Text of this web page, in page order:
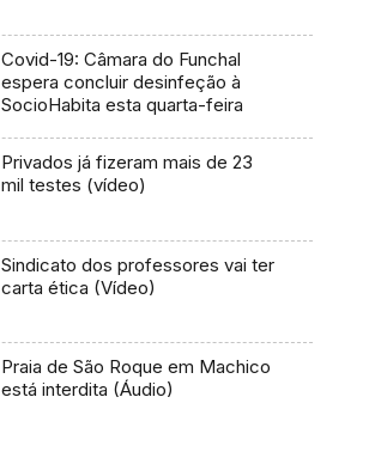
Covid-19: Câmara do Funchal
espera concluir desinfeção à
SocioHabita esta quarta-feira
Privados já fizeram mais de 23
mil testes (vídeo)
Sindicato dos professores vai ter
carta ética (Vídeo)
Praia de São Roque em Machico
está interdita (Áudio)